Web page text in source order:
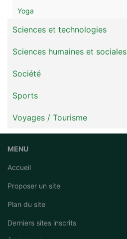
Yoga
Sciences et technologies
Sciences humaines et sociales
Société
Sports
Voyages / Tourisme
MENU
Accueil
Proposer un site
Plan du site
Derniers sites inscrits